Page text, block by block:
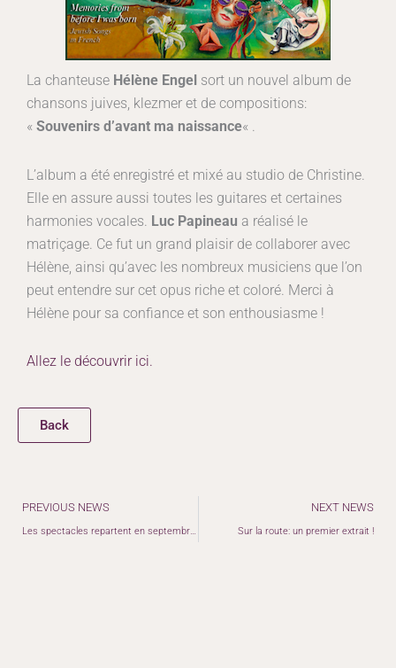
La chanteuse Hélène Engel sort un nouvel album de
chansons juives, klezmer et de compositions:
« Souvenirs d’avant ma naissance« .
L’album a été enregistré et mixé au studio de Christine.
Elle en assure aussi toutes les guitares et certaines
harmonies vocales. Luc Papineau a réalisé le
matriçage. Ce fut un grand plaisir de collaborer avec
Hélène, ainsi qu’avec les nombreux musiciens que l’on
peut entendre sur cet opus riche et coloré. Merci à
Hélène pour sa confiance et son enthousiasme !
Allez le découvrir ici.
Back
Précédent
PREVIOUS NEWS
Les spectacles repartent en septembre et octobre !
NEXT NEWS
Sur la route: un premier extrait !